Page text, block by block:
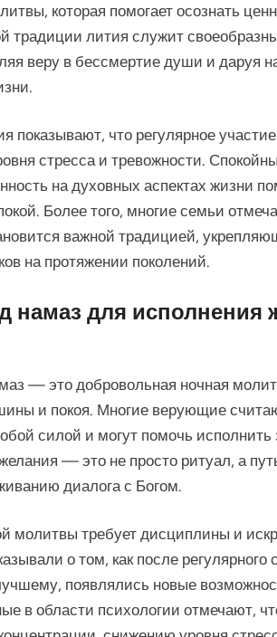
которая помогает осознать
традиции лития служит
веру в бессмертие души и даруя
показывают, что регулярное
стресса и тревожности.
на духовных аспектах жизни
Более того, многие семьи
важной традицией,
на протяжении поколений.
намаз для исполнения
— это добровольная ночная
и покоя. Многие верующие
силой и могут помочь
— это не просто ритуал, а
диалога с Богом.
молитвы требует дисциплины и
о том, как после
появлялись новые
в области психологии отмечают,